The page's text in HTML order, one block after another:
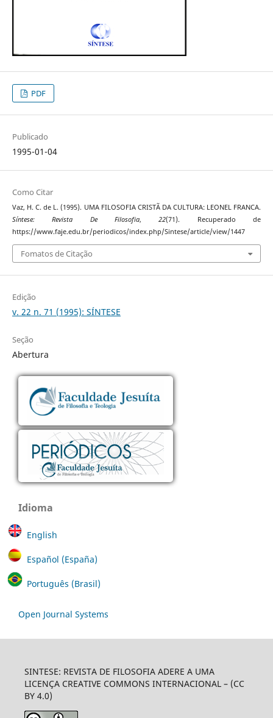
PDF
Publicado
1995-01-04
Como Citar
Vaz, H. C. de L. (1995). UMA FILOSOFIA CRISTÃ DA CULTURA: LEONEL FRANCA.
Síntese: Revista De Filosofia,22(71). Recuperado de
https://www.faje.edu.br/periodicos/index.php/Sintese/article/view/1447
Fomatos de Citação
Edição
v. 22 n. 71 (1995): SÍNTESE
Seção
Abertura
Idioma
English
Español (España)
Português (Brasil)
Open Journal Systems
SINTESE: REVISTA DE FILOSOFIA ADERE A UMA
LICENÇA CREATIVE COMMONS INTERNACIONAL – (CC
BY 4.0)